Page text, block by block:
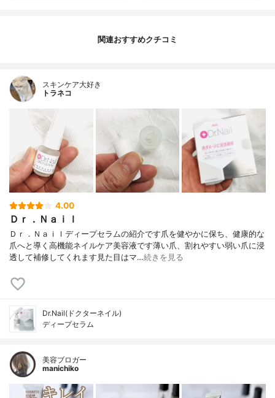
関連おすすめクチコミ
スキンケア大好き
トラネコ
4.00
Ｄｒ．Ｎａｉｌ
Ｄｒ．Ｎａｉｌディープセラムの紹介です爪を健やかに保ち、健康的な
爪へと導く高機能ネイルケア美容液です薄い爪、割れやすい弱い爪に浸
透して補修してくれます見た目はマ…続きを見る
Dr.Nail(ドクターネイル)
ディープセラム
美容ブロガー
manichiko